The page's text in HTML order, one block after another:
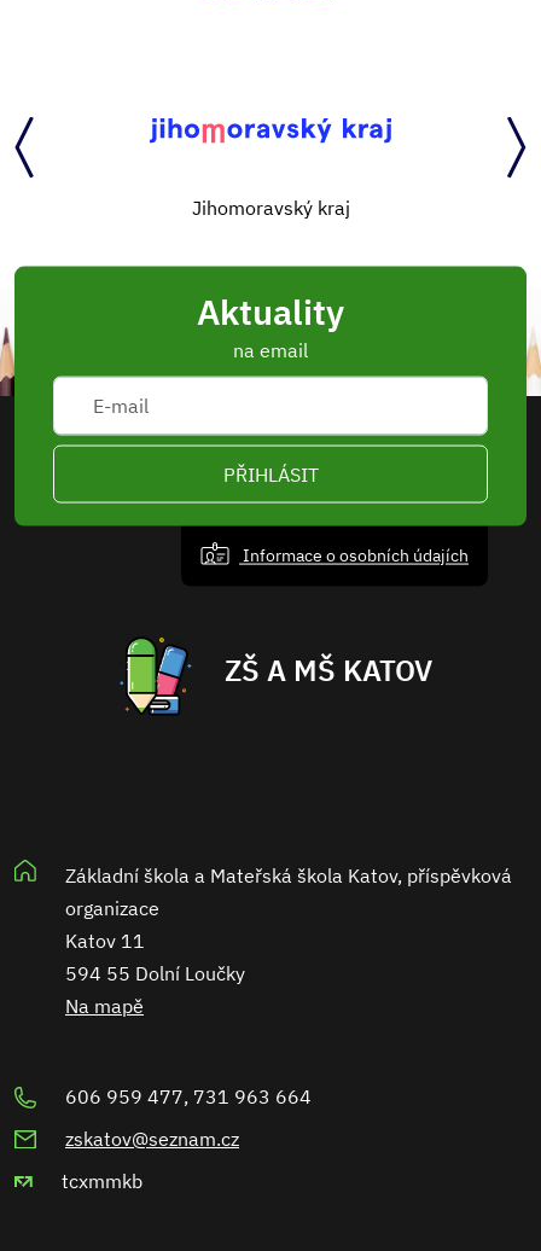
Jihomoravský kraj
Aktuality
na email
PŘIHLÁSIT
Informace o osobních údajích
ZŠ A MŠ KATOV
Základní škola a Mateřská škola Katov, příspěvková
organizace
Katov 11
594 55 Dolní Loučky
Na mapě
606 959 477, 731 963 664
zskatov@seznam.cz
tcxmmkb